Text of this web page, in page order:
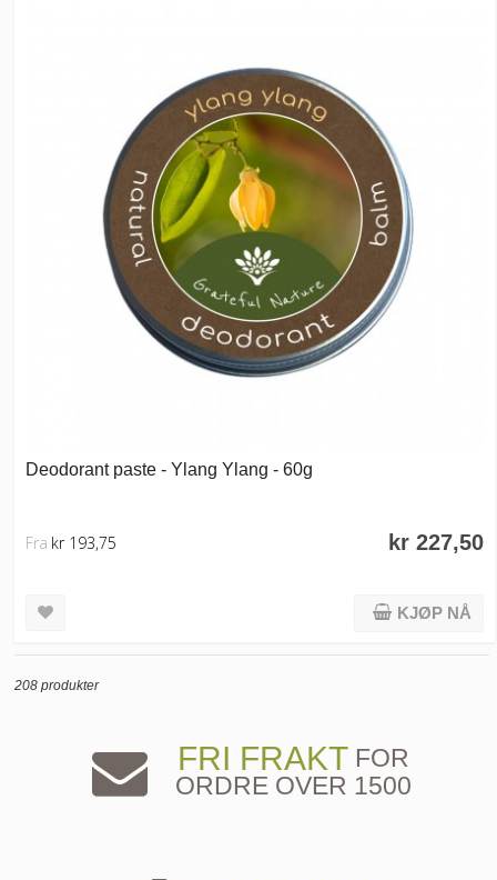
Deodorant paste - Ylang Ylang - 60g
kr 227,50
Fra kr 193,75
KJØP NÅ
208 produkter
FRI FRAKTFOR
ORDRE OVER 1500